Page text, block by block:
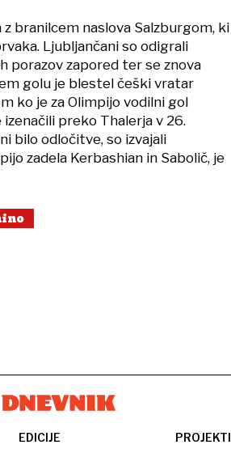
branilcem naslova Salzburgom, ki
Ljubljančani so odigrali
porazov zapored ter se znova
golu je blestel češki vratar
ko je za Olimpijo vodilni gol
preko Thalerja v 26.
bilo odločitve, so izvajali
zadela Kerbashian in Sabolič, je
EDICIJE PROJEKTI